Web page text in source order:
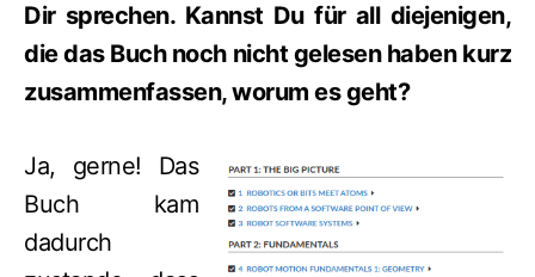
Dir sprechen. Kannst Du für all diejenigen,
die das Buch noch nicht gelesen haben kurz
zusammenfassen, worum es geht?
Ja, gerne! Das
Buch kam
dadurch